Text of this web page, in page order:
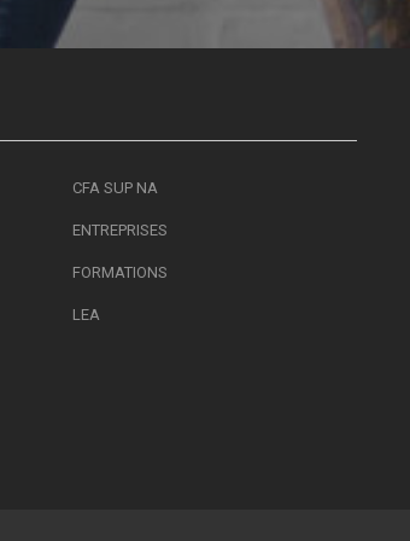
CFA SUP NA
ENTREPRISES
FORMATIONS
LEA